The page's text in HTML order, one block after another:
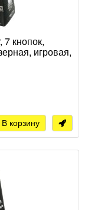
кнопок,
игровая,
В корзину